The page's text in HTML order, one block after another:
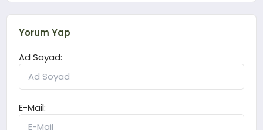
Yorum Yap
Ad Soyad:
E-Mail: